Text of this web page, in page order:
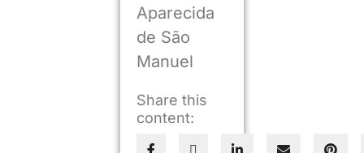
Aparecida
de São
Manuel
Share this
content: